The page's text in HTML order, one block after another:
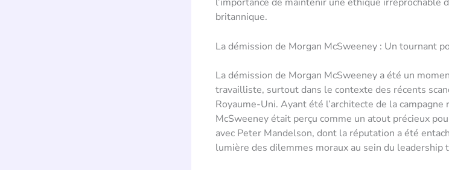
britannique.
La démission de Morgan McSweeney : Un tournant
La démission de Morgan McSweeney a été un
travailliste, surtout dans le contexte des récents
Royaume-Uni. Ayant été l’architecte de la
McSweeney était perçu comme un atout précieux
avec Peter Mandelson, dont la réputation a été
lumière des dilemmes moraux au sein du leadership